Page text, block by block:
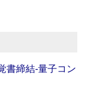
書締結‐量子コン